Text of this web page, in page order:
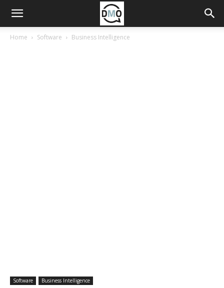
Home Software Business Intelligence
Software Business Intelligence